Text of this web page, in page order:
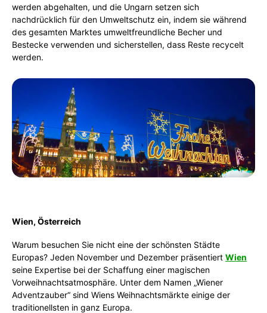
werden abgehalten, und die Ungarn setzen sich
nachdrücklich für den Umweltschutz ein, indem sie während
des gesamten Marktes umweltfreundliche Becher und
Bestecke verwenden und sicherstellen, dass Reste recycelt
werden.
Wien, Österreich
Warum besuchen Sie nicht eine der schönsten Städte
Europas? Jeden November und Dezember präsentiert Wien
seine Expertise bei der Schaffung einer magischen
Vorweihnachtsatmosphäre. Unter dem Namen „Wiener
Adventzauber“ sind Wiens Weihnachtsmärkte einige der
traditionellsten in ganz Europa.